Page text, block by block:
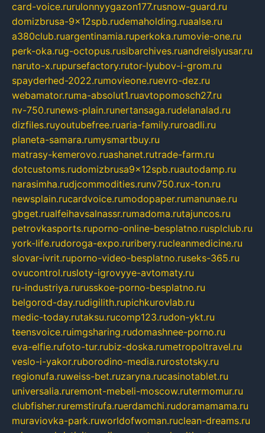
card-voice.rurulonnyygazon177.rusnow-guard.ru
domizbrusa-9x12spb.rudemaholding.ruaalse.ru
a380club.ruargentinamia.ruperkoka.rumovie-one.ru
perk-oka.rug-octopus.rusibarchives.ruandreislyusar.ru
naruto-x.rupursefactory.rutor-lyubov-i-grom.ru
spayderhed-2022.rumovieone.ruevro-dez.ru
webamator.ruma-absolut1.ruavtopomosch27.ru
nv-750.runews-plain.runertansaga.rudelanalad.ru
dizfiles.ruyoutubefree.ruaria-family.ruroadli.ru
planeta-samara.rumysmartbuy.ru
matrasy-kemerovo.ruashanet.rutrade-farm.ru
dotcustoms.rudomizbrusa9x12spb.ruautodamp.ru
narasimha.rudjcommodities.runv750.rux-ton.ru
newsplain.rucardvoice.rumodopaper.rumanunae.ru
gbget.rualfeihavsalnassr.rumadoma.rutajuncos.ru
petrovkasports.ruporno-online-besplatno.rusplclub.ru
york-life.rudoroga-expo.ruribery.rucleanmedicine.ru
slovar-ivrit.ruporno-video-besplatno.ruseks-365.ru
ovucontrol.rusloty-igrovyye-avtomaty.ru
ru-industriya.rurusskoe-porno-besplatno.ru
belgorod-day.rudigilith.rupichkurovlab.ru
medic-today.rutaksu.rucomp123.rudon-ykt.ru
teensvoice.ruimgsharing.rudomashnee-porno.ru
eva-elfie.rufoto-tur.rubiz-doska.rumetropoltravel.ru
veslo-i-yakor.ruborodino-media.rurostotsky.ru
regionufa.ruweiss-bet.ruzaryna.rucasinotablet.ru
universalia.ruremont-mebeli-moscow.rutermomur.ru
clubfisher.ruremstirufa.ruerdamchi.rudoramamama.ru
muraviovka-park.ruworldofwoman.ruclean-dreams.ru